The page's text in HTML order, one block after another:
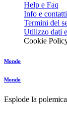
Help e Faq
Info e contatti
Termini del
Utilizzo dati
Cookie
Mondo
Mondo
Esplode la polemica